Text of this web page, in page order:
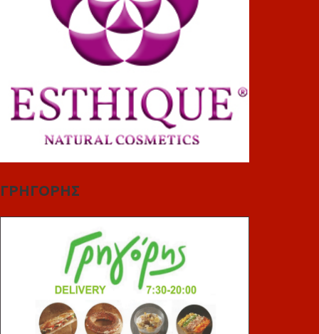
ΓΡΗΓΟΡΗΣ